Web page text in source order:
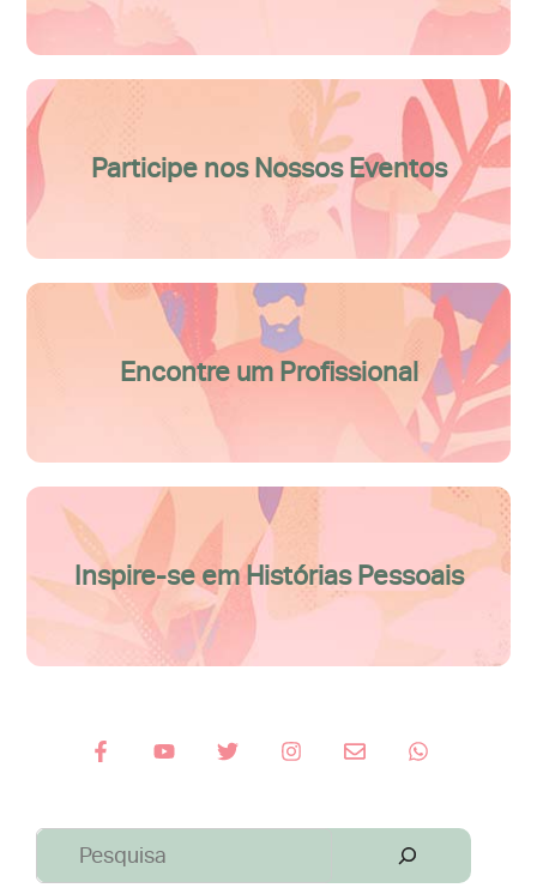
Participe nos Nossos Eventos
Encontre um Profissional
Inspire-se em Histórias Pessoais
Pesquisar